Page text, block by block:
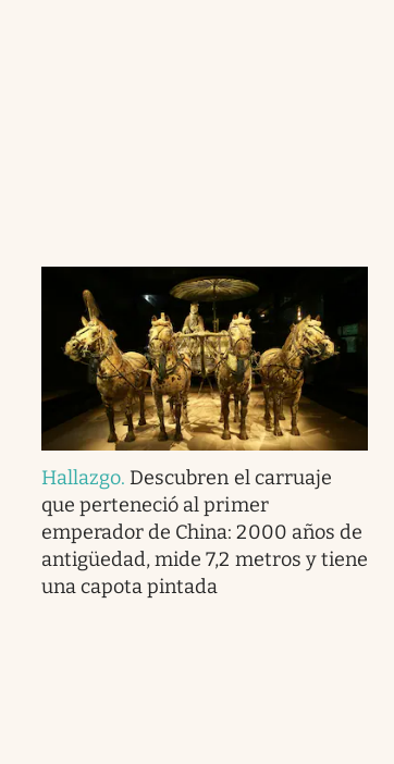
Hallazgo. Descubren el carruaje
que perteneció al primer
emperador de China: 2000 años de
antigüedad, mide 7,2 metros y tiene
una capota pintada